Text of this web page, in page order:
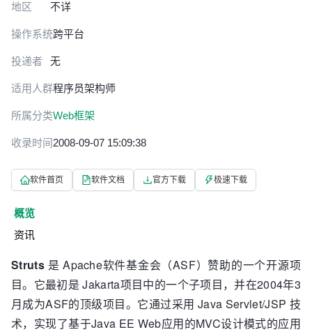
地区 不详
操作系统跨平台
投递者 无
适用人群程序员架构师
所属分类Web框架
收录时间2008-09-07 15:09:38
软件首页 软件文档 官方下载 极速下载
概览
资讯
Struts是 Apache软件基金会（ASF）赞助的一个开源项
目。它最初是 Jakarta项目中的一个子项目，并在2004年3
月成为ASF的顶级项目。它通过采用 Java Servlet/JSP 技
术，实现了基于Java EE Web应用的MVC设计模式的应用